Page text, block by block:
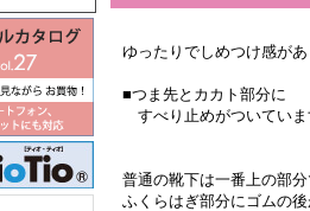
ゆったりでしめつけ感が
■つま先とカカト部分に
すべり止めがついていま
普通の靴下は一番上の部
ふくらはぎ部分にゴムの